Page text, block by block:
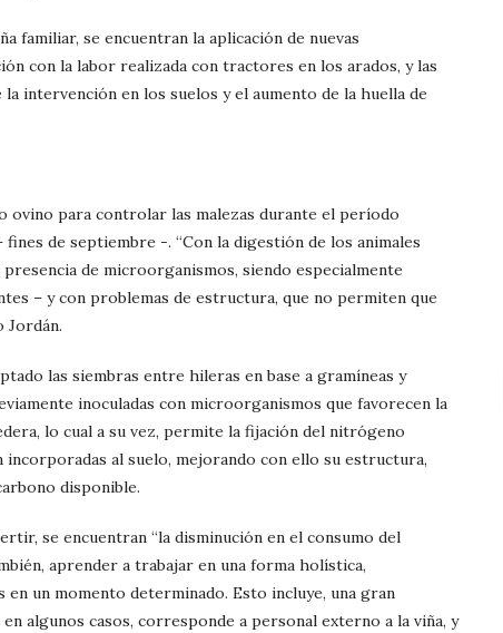
familiar, se encuentran la aplicación de nuevas
con la labor realizada con tractores en los arados, y las
intervención en los suelos y el aumento de la huella de
ovino para controlar las malezas durante el período
de septiembre -. “Con la digestión de los animales
de microorganismos, siendo especialmente
– y con problemas de estructura, que no permiten que
Jordán.
las siembras entre hileras en base a gramíneas y
inoculadas con microorganismos que favorecen la
lo cual a su vez, permite la fijación del nitrógeno
al suelo, mejorando con ello su estructura,
disponible.
se encuentran “la disminución en el consumo del
aprender a trabajar en una forma holística,
un momento determinado. Esto incluye, una gran
algunos casos, corresponde a personal externo a la viña, y